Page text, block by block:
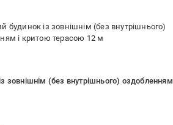
будинок із зовнішнім (без внутрішнього)
і критою терасою 12 м
зовнішнім (без внутрішнього) оздобленням